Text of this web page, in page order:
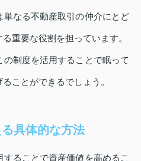
なる不動産取引の仲介にとど
重要な役割を担っています。
制度を活用することで眠って
ことができるでしょう。
具体的な方法
ることで資産価値を高めるこ